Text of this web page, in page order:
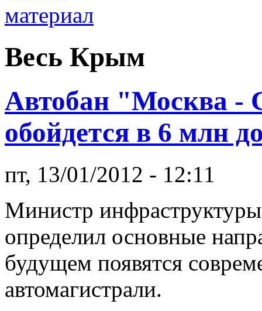
Весь Крым
Автобан "Москва -
обойдется в 6 млн
пт, 13/01/2012 - 12:11
Министр
определил основные
будущем появятся
автомагистрали.